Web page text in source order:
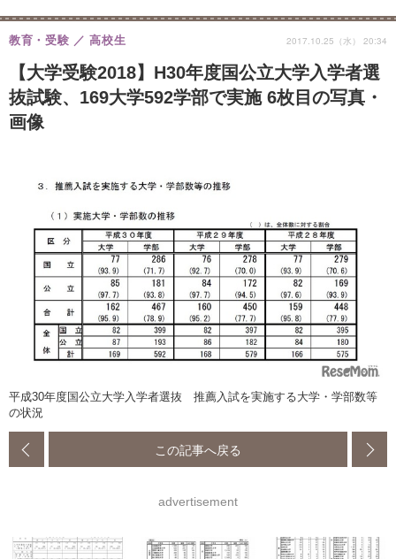
【大学受験2018】H30年度国公立大学入学者選
抜試験、169大学592学部で実施 6枚目の写真・
画像
教育・受験 高校生 2017.10.25（水） 20:34
平成30年度国公立大学入学者選抜 推薦入試を実施する大学・学部数等
の状況
この記事へ戻る
advertisement